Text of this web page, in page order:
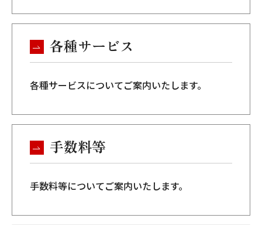
各種サービス
各種サービスについてご案内いたします。
手数料等
手数料等についてご案内いたします。